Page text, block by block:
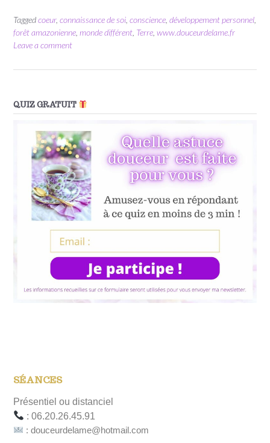
Taggedcoeur, connaissance de soi conscience développement personnel
forêt amazonienne monde différent Terre www.douceurdelame.fr
Leave a comment
QUIZ GRATUIT
SÉANCES
Présentiel ou distanciel
: 06.20.26.45.91
: douceurdelame@hotmail.com